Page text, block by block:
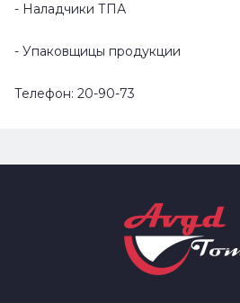
- Наладчики ТПА
- Упаковщицы продукции
Телефон: 20-90-73